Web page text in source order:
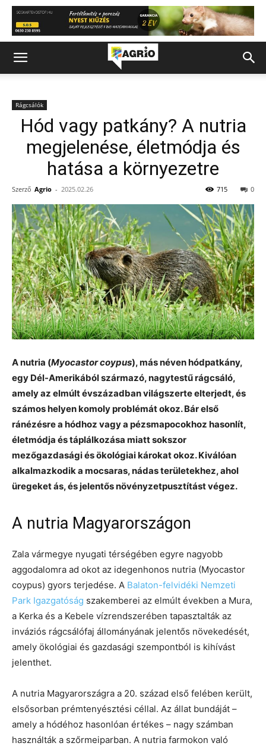
Rágcsálók
Hód vagy patkány? A nutria
megjelenése, életmódja és
hatása a környezetre
Szerző Agrio - 2025.02.26 0
715
A nutria (Myocastor coypus), más néven hódpatkány,
egy Dél-Amerikából származó, nagytestű rágcsáló,
amely az elmúlt évszázadban világszerte elterjedt, és
számos helyen komoly problémát okoz. Bár első
ránézésre a hódhoz vagy a pézsmapocokhoz hasonlít,
életmódja és táplálkozása miatt sokszor
mezőgazdasági és ökológiai károkat okoz. Kiválóan
alkalmazkodik a mocsaras, nádas területekhez, ahol
üregeket ás, és jelentős növényzetpusztítást végez.
A nutria Magyarországon
Zala vármegye nyugati térségében egyre nagyobb
aggodalomra ad okot az idegenhonos nutria (Myocastor
coypus) gyors terjedése. A Balaton-felvidéki Nemzeti
Park Igazgatóság szakemberei az elmúlt években a Mura,
a Kerka és a Kebele vízrendszerében tapasztalták az
inváziós rágcsálófaj állományának jelentős növekedését,
amely ökológiai és gazdasági szempontból is kihívást
jelenthet.
A nutria Magyarországra a 20. század első felében került,
elsősorban prémtenyésztési céllal. Az állat bundáját –
amely a hódéhoz hasonlóan értékes – nagy számban
használták a szőrmeiparban. A nutria farmokon való